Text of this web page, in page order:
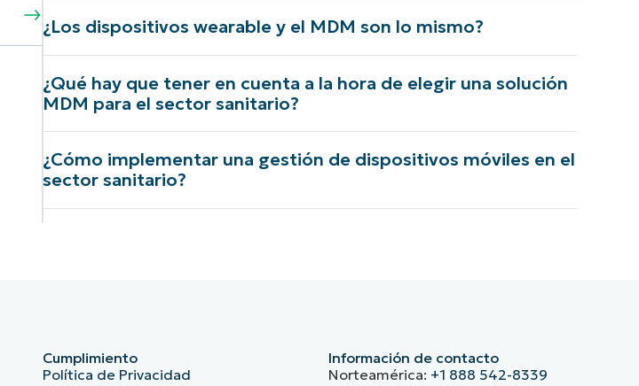
¿Los dispositivos wearable y el MDM son lo mismo?
¿Qué hay que tener en cuenta a la hora de elegir una solución
MDM para el sector sanitario?
¿Cómo implementar una gestión de dispositivos móviles en el
sector sanitario?
Cumplimiento
Política de Privacidad
Información de contacto
Norteamérica: +1 888 542-8339